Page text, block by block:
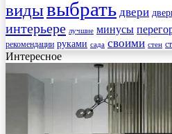
видывыбрать двери
интерьере лучшие минусы
рекомендации руками сада своими стен
Интересное